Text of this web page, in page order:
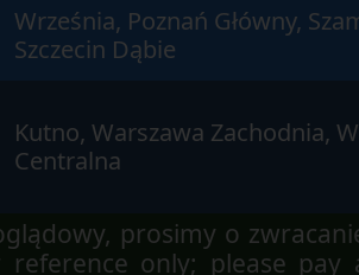
Września, Poznań Główny,
Szczecin Dąbie
Kutno, Warszawa Zachodnia,
Centralna
prosimy o
only; please